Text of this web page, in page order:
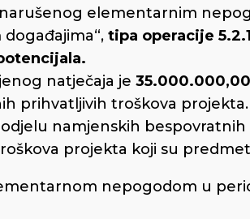
elementarnim
tipa operacije
natječaja je
prihvatljivih troškova projekta.
namjenskih bespovratnih
projekta koji su
nepogodom u